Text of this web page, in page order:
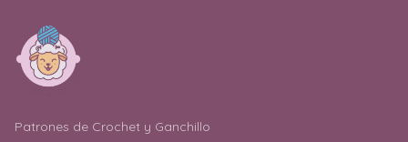
Patrones de Crochet y Ganchillo